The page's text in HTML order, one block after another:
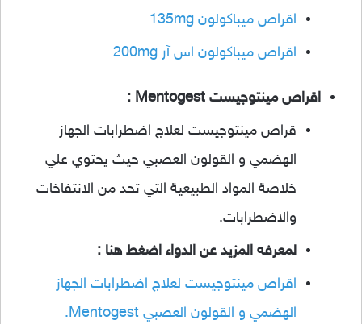
اقراص ميباكولون 135mg
اقراص ميباكولون اس آر 200mg
اقراص مينتوجيست Mentogest :
قراص مينتوجيست لعلاج اضطرابات الجهاز
الهضمي و القولون العصبي حيث يحتوي علي
خلاصة المواد الطبيعية التي تحد من الانتفاخات
والاضطرابات.
لمعرفه المزيد عن الدواء اضغط هنا :
اقراص مينتوجيست لعلاج اضطرابات الجهاز
الهضمي و القولون العصبي Mentogest.